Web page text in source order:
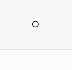
O